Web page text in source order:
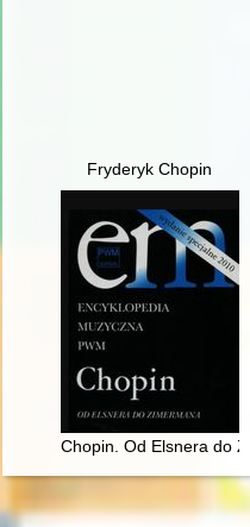
Fryderyk Chopin
Chopin. Od Elsnera do